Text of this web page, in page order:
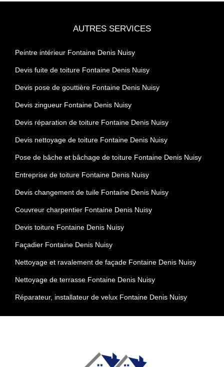
AUTRES SERVICES
Peintre intérieur Fontaine Denis Nuisy
Devis fuite de toiture Fontaine Denis Nuisy
Devis pose de gouttière Fontaine Denis Nuisy
Devis zingueur Fontaine Denis Nuisy
Devis réparation de toiture Fontaine Denis Nuisy
Devis nettoyage de toiture Fontaine Denis Nuisy
Pose de bâche et bâchage de toiture Fontaine Denis Nuisy
Entreprise de toiture Fontaine Denis Nuisy
Devis changement de tuile Fontaine Denis Nuisy
Couvreur charpentier Fontaine Denis Nuisy
Devis toiture Fontaine Denis Nuisy
Façadier Fontaine Denis Nuisy
Nettoyage et ravalement de façade Fontaine Denis Nuisy
Nettoyage de terrasse Fontaine Denis Nuisy
Réparateur, installateur de velux Fontaine Denis Nuisy